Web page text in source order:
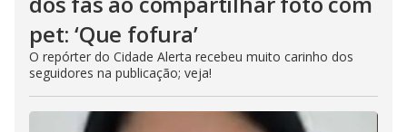
pet: ‘Que fofura’
O repórter do Cidade Alerta recebeu muito carinho dos
seguidores na publicação; veja!